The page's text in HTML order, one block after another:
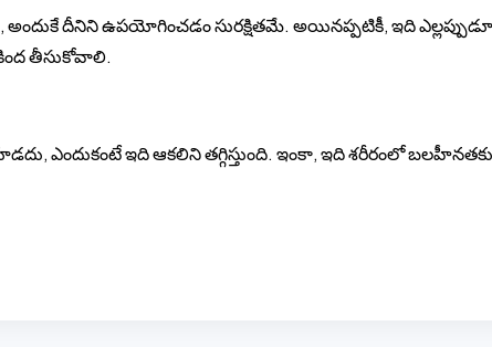
అందుకే దీనిని ఉపయోగించడం సురక్షితమే. అయినప్పటికీ, ఇది ఎల్లప్పుడూ
తీసుకోవాలి.
ఎందుకంటే ఇది ఆకలిని తగ్గిస్తుంది. ఇంకా, ఇది శరీరంలో బలహీనతకు